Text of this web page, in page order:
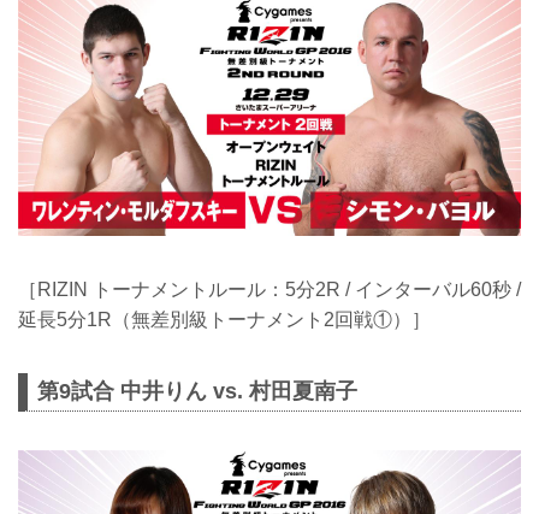
［RIZIN トーナメントルール：5分2R / インターバル60秒 /
延長5分1R（無差別級トーナメント2回戦①）］
第9試合 中井りん vs. 村田夏南子